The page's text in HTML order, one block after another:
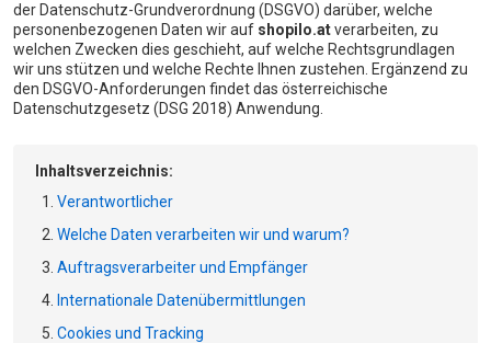
der Datenschutz-Grundverordnung (DSGVO) darüber, welche
personenbezogenen Daten wir auf shopilo.atverarbeiten, zu
welchen Zwecken dies geschieht, auf welche Rechtsgrundlagen
wir uns stützen und welche Rechte Ihnen zustehen. Ergänzend zu
den DSGVO-Anforderungen findet das österreichische
Datenschutzgesetz (DSG 2018) Anwendung.
Inhaltsverzeichnis:
Verantwortlicher
Welche Daten verarbeiten wir und warum?
Auftragsverarbeiter und Empfänger
Internationale Datenübermittlungen
Cookies und Tracking